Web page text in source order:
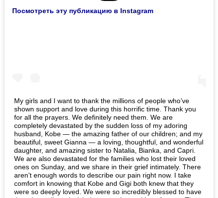
Посмотреть эту публикацию в Instagram
My girls and I want to thank the millions of people who’ve
shown support and love during this horrific time. Thank you
for all the prayers. We definitely need them. We are
completely devastated by the sudden loss of my adoring
husband, Kobe — the amazing father of our children; and my
beautiful, sweet Gianna — a loving, thoughtful, and wonderful
daughter, and amazing sister to Natalia, Bianka, and Capri.
We are also devastated for the families who lost their loved
ones on Sunday, and we share in their grief intimately. There
aren’t enough words to describe our pain right now. I take
comfort in knowing that Kobe and Gigi both knew that they
were so deeply loved. We were so incredibly blessed to have